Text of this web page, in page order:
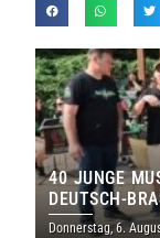
40 JUNGE
DEUTSCH-
THOLEY
Donnerstag, 6.